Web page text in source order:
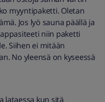
myyntipaketti. Oletan
Jos lyö sauna päällä ja
niin paketti
Siihen ei mitään
No yleensä on kyseessä
lataessa kun sitä